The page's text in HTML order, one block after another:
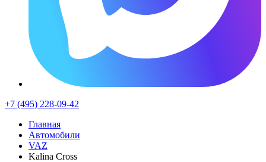
+7 (495) 228-09-42
Главная
Автомобили
VAZ
Kalina Cross